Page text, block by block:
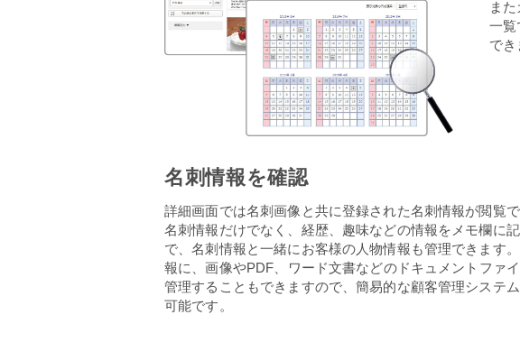
ま
一覧
でき
名刺情報を確認
詳細画面では名刺画像と共に登録された名刺情報が閲覧で
名刺情報だけでなく、経歴、趣味などの情報をメモ欄に
で、名刺情報と一緒にお客様の人物情報も管理できます
報に、画像やPDF、ワード文書などのドキュメントファイ
管理することもできますので、簡易的な顧客管理システ
可能です。